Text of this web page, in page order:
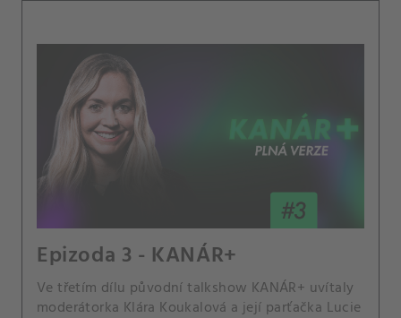
Epizoda 3 - KANÁR+
Ve třetím dílu původní talkshow KANÁR+ uvítaly
moderátorka Klára Koukalová a její parťačka Lucie